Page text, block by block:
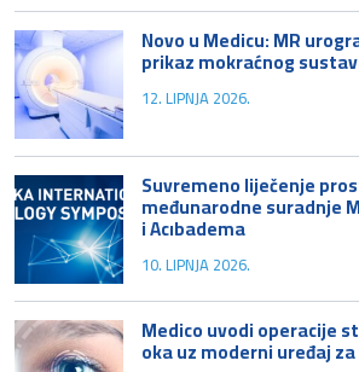
Novo u Medicu: MR
prikaz mokraćnog
12. LIPNJA 2026.
Suvremeno liječenje
međunarodne suradnje
i Acıbadema
10. LIPNJA 2026.
Medico uvodi operacije
oka uz moderni uređaj